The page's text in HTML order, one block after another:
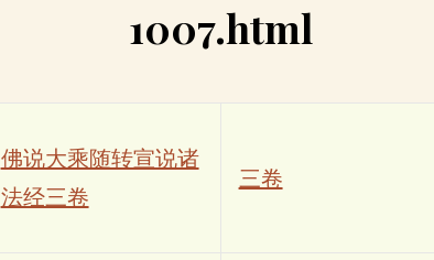
1007.html
佛说大乘随转宣说诸
法经三卷
三卷